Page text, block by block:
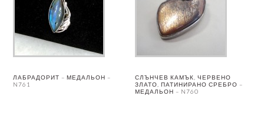
ЛАБРАДОРИТ – МЕДАЛЬОН –
N761
СЛЪНЧЕВ КАМЪК, ЧЕРВЕНО
ЗЛАТО, ПАТИНИРАНО СРЕБРО –
МЕДАЛЬОН – N760